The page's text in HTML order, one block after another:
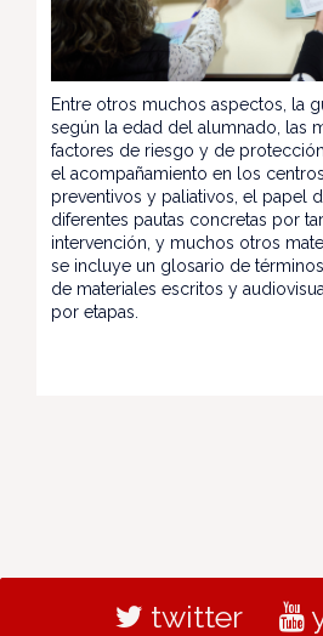
Entre otros muchos aspectos, la
según la edad del alumnado, las
factores de riesgo y de
el acompañamiento en los
preventivos y paliativos, el papel
diferentes pautas concretas por
intervención, y muchos otros
se incluye un glosario de
de materiales escritos y
por etapas.
twitter